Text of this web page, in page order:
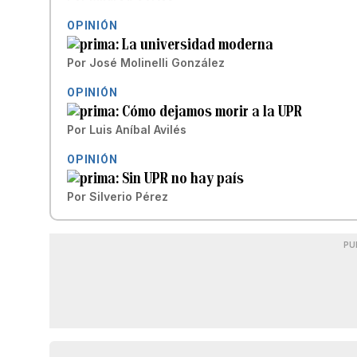
OPINIÓN
La universidad moderna
Por José Molinelli González
OPINIÓN
Cómo dejamos morir a la UPR
Por Luis Aníbal Avilés
OPINIÓN
Sin UPR no hay país
Por Silverio Pérez